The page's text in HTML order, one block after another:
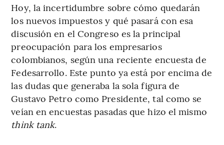
Hoy, la incertidumbre sobre cómo quedarán
los nuevos impuestos y qué pasará con esa
discusión en el Congreso es la principal
preocupación para los empresarios
colombianos, según una reciente encuesta de
Fedesarrollo. Este punto ya está por encima de
las dudas que generaba la sola figura de
Gustavo Petro como Presidente, tal como se
veían en encuestas pasadas que hizo el mismo
think tank.